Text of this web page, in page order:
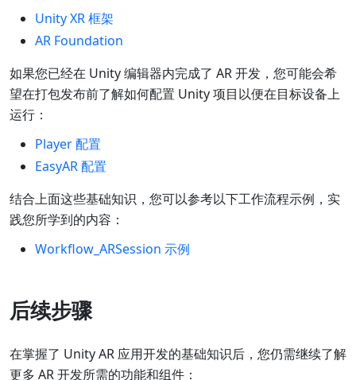
Unity XR 框架
AR Foundation
如果您已经在 Unity 编辑器内完成了 AR 开发，您可能会希
望在打包发布前了解如何配置 Unity 项目以便在目标设备上
运行：
Player 配置
EasyAR 配置
结合上面这些基础知识，您可以参考以下工作流程示例，实
践您所学到的内容：
Workflow_ARSession 示例
后续步骤
在掌握了 Unity AR 应用开发的基础知识后，您仍需继续了解
更多 AR 开发所需的功能和组件：